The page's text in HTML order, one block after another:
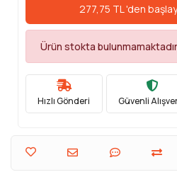
277,75 TL 'den
Ürün stokta
Hızlı Gönderi Güvenli